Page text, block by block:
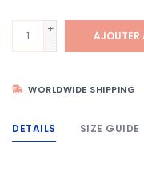
+
-
AJOUTER
WORLDWIDE SHIPPING
DETAILS SIZE GUIDE